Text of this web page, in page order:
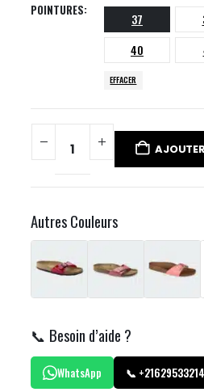
POINTURES
37
40
EFFACER
Autres Couleurs
📞 Besoin d’aide ?
WhatsApp 📞 +21629533214